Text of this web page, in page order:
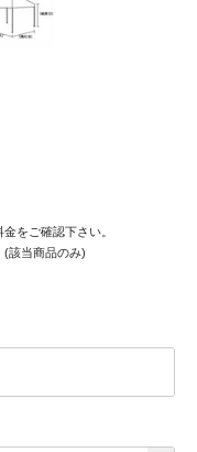
をご確認下さい。
該当商品のみ)